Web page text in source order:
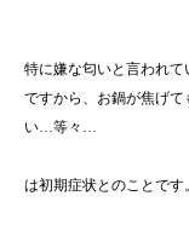
特に嫌な匂いと言われて
ですから、お鍋が焦げ
い…等々…
は初期症状とのことです。